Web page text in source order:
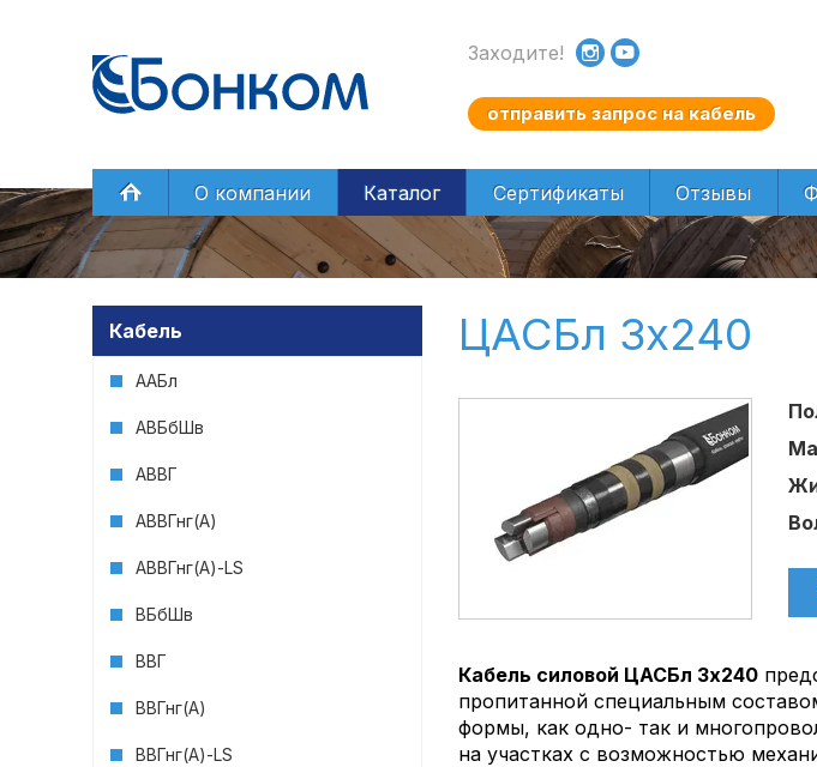
Заходите!
отправить запрос на кабель
ГлавнаяО компании Каталог Сертификаты Отзывы
Кабель
ААБл
АВБбШв
АВВГ
АВВГнг(А)
АВВГнг(А)-LS
ВБбШв
ВВГ
ВВГнг(А)
ВВГнг(А)-LS
ЦАСБл 3х240
Кабель силовой ЦАСБл 3х240
пропитанной специальным
формы, как одно- так и
на участках с возможностью